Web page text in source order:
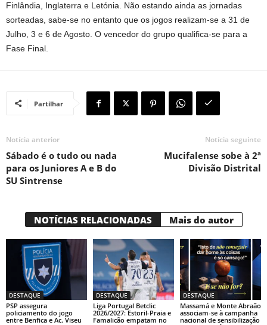
Finlândia, Inglaterra e Letónia. Não estando ainda as jornadas
sorteadas, sabe-se no entanto que os jogos realizam-se a 31 de
Julho, 3 e 6 de Agosto. O vencedor do grupo qualifica-se para a
Fase Final.
Partilhar
Notícia anterior
Sábado é o tudo ou nada
para os Juniores A e B do
SU Sintrense
Notícia seguinte
Mucifalense sobe à 2ª
Divisão Distrital
NOTÍCIAS RELACIONADAS Mais do autor
DESTAQUE
PSP assegura
policiamento do jogo
entre Benfica e Ac. Viseu
DESTAQUE
Liga Portugal Betclic
2026/2027: Estoril-Praia e
Famalicão empatam no
DESTAQUE
Massamá e Monte Abraão
associam-se à campanha
nacional de sensibilização